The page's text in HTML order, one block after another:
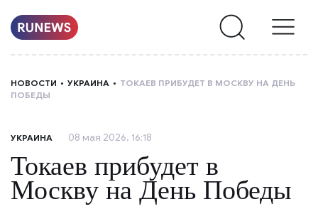
О
НАС
НОВОСТИ УКРАИНА
ТОКАЕВ ПРИБУДЕТ В МОСКВУ НА ДЕНЬ
ПОБЕДЫ
УКРАИНА 08 мая 2026, 16:18
Токаев прибудет в
Москву на День Победы